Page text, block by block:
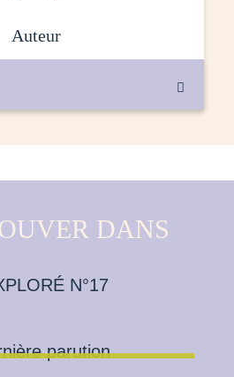
auteur

DANS
N°17